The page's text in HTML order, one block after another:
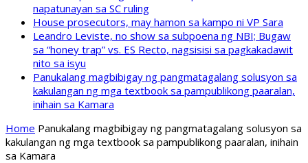
napatunayan sa SC ruling
House prosecutors, may hamon sa kampo ni VP Sara
Leandro Leviste, no show sa subpoena ng NBI; Bugaw
sa “honey trap” vs. ES Recto, nagsisisi sa pagkakadawit
nito sa isyu
Panukalang magbibigay ng pangmatagalang solusyon sa
kakulangan ng mga textbook sa pampublikong paaralan,
inihain sa Kamara
Home Panukalang magbibigay ng pangmatagalang solusyon sa
kakulangan ng mga textbook sa pampublikong paaralan, inihain
sa Kamara